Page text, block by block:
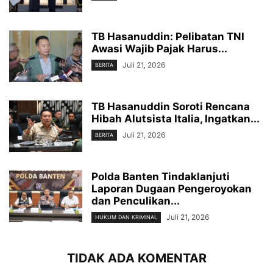
TB Hasanuddin: Pelibatan TNI
Awasi Wajib Pajak Harus...
BERITA Juli 21, 2026
TB Hasanuddin Soroti Rencana
Hibah Alutsista Italia, Ingatkan...
BERITA Juli 21, 2026
Polda Banten Tindaklanjuti
Laporan Dugaan Pengeroyokan
dan Penculikan...
HUKUM DAN KRIMINAL Juli 21, 2026
TIDAK ADA KOMENTAR